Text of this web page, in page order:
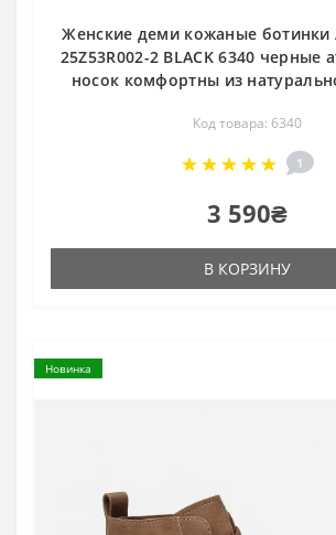
Женские деми кожаные ботинки
25Z53R002-2 BLACK 6340 черные
носок комфортны из
Код товара: 6340
1
3 590₴
В КОРЗИНУ
Новинка